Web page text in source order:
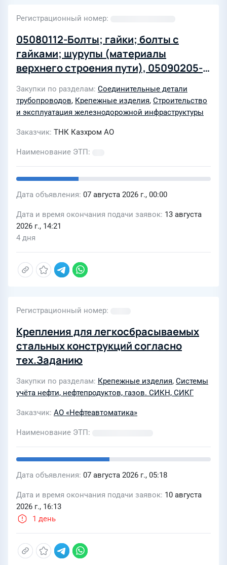
Регистрационный номер
05080112-Болты; гайки; болты с
гайками; шурупы (материалы
верхнего строения пути), 05090205-
Закупки по разделам Соединительные детали
трубопроводов, Крепежные изделия, Строительство
и эксплуатация железнодорожной инфраструктуры
Заказчик ТНК Казхром АО
Наименование ЭТП
Дата объявления 07 августа 2026 г., 00:00
Дата и время окончания подачи заявок 13 августа
2026 г., 14:21
4 дня
Регистрационный номер
Крепления для легкосбрасываемых
стальных конструкций согласно
тех.Заданию
Закупки по разделам Крепежные изделия, Системы
учёта нефти, нефтепродуктов, газов. СИКН, СИКГ
Заказчик АО «Нефтеавтоматика»
Наименование ЭТП
Дата объявления 07 августа 2026 г., 05:18
Дата и время окончания подачи заявок 10 августа
2026 г., 16:13
1 день